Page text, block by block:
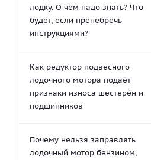
лодку. О чём надо знать? Что
будет, если пренебречь
инструкциями?
Как редуктор подвесного
лодочного мотора подаёт
признаки износа шестерён и
подшипников
Почему нельзя заправлять
лодочный мотор бензином,